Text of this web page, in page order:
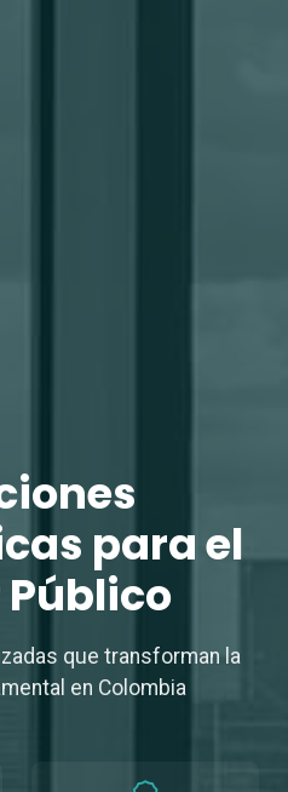
para el
Público
que transforman la
en Colombia